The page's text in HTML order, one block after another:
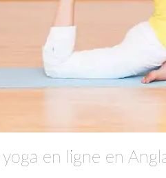
en ligne en